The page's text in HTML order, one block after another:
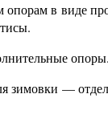
опорам в виде
опоры.
зимовки —